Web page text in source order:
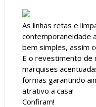
As linhas retas e
contemporaneidade
bem simples, assim
E o revestimento de
marquises
formas garantindo
atrativo a casa!
Confiram!